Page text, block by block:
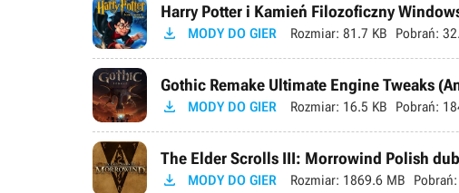
Harry Potter i Kamień Filozoficzny
 MODY DO GIER Rozmiar: 81.7 KB Pobrań:
Gothic Remake Ultimate Engine Tweaks
 MODY DO GIER Rozmiar: 16.5 KB Pobrań:
The Elder Scrolls III: Morrowind Polish
 MODY DO GIER Rozmiar: 1869.6 MB Pobrań: